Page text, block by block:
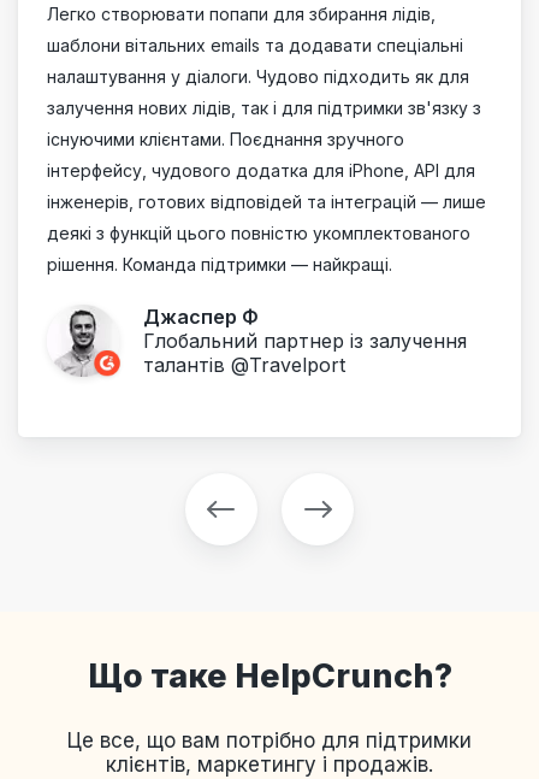
Легко створювати попапи для збирання лідів,
шаблони вітальних emails та додавати спеціальні
налаштування у діалоги. Чудово підходить як для
залучення нових лідів, так і для підтримки зв'язку з
існуючими клієнтами. Поєднання зручного
інтерфейсу, чудового додатка для iPhone, API для
інженерів, готових відповідей та інтеграцій — лише
деякі з функцій цього повністю укомплектованого
рішення. Команда підтримки — найкращі.
Джаспер Ф
Глобальний партнер із залучення
талантів @Travelport
Що таке HelpCrunch?
Це все, що вам потрібно для підтримки
клієнтів, маркетингу і продажів.